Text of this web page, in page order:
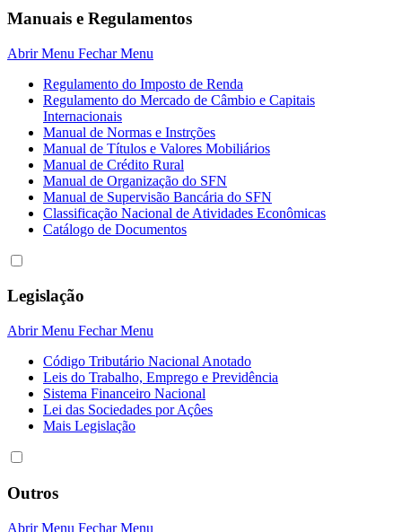
Manuais e Regulamentos
Abrir Menu Fechar Menu
Regulamento do Imposto de Renda
Regulamento do Mercado de Câmbio e Capitais
Internacionais
Manual de Normas e Instrções
Manual de Títulos e Valores Mobiliários
Manual de Crédito Rural
Manual de Organização do SFN
Manual de Supervisão Bancária do SFN
Classificação Nacional de Atividades Econômicas
Catálogo de Documentos
Legislação
Abrir Menu Fechar Menu
Código Tributário Nacional Anotado
Leis do Trabalho, Emprego e Previdência
Sistema Financeiro Nacional
Lei das Sociedades por Açôes
Mais Legislação
Outros
Abrir Menu Fechar Menu